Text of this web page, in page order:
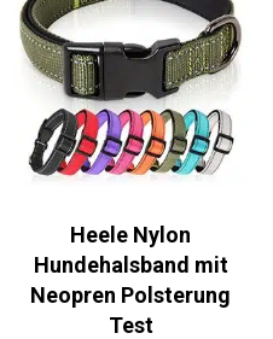
Heele Nylon
Hundehalsband mit
Neopren Polsterung
Test